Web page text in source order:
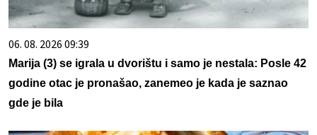
06. 08. 2026 09:39
Marija (3) se igrala u dvorištu i samo je nestala: Posle 42
godine otac je pronašao, zanemeo je kada je saznao
gde je bila